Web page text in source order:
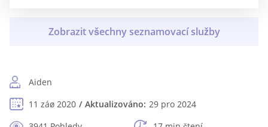
Aiden
11 záø 2020
Aktualizováno: 29 pro 2024